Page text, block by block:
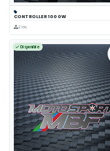
CONTROLLER 1000W
2 inv.
Disponible